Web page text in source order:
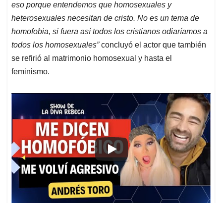
eso porque entendemos que homosexuales y
heterosexuales necesitan de cristo. No es un tema de
homofobia, si fuera así todos los cristianos odiaríamos a
todos los homosexuales”concluyó el actor que también
se refirió al matrimonio homosexual y hasta el
feminismo.